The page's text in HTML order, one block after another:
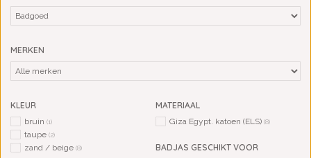
MERKEN
KLEUR
bruin (1)
taupe (2)
zand / beige (8)
MATERIAAL
Giza Egypt. katoen (ELS) (8)
BADJAS GESCHIKT VOOR